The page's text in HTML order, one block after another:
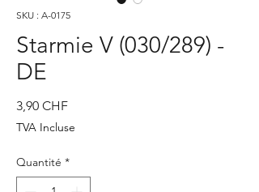
SKU : A-0175
Starmie V (030/289) -
DE
3,90 CHFPrix
TVA Incluse
Quantité *